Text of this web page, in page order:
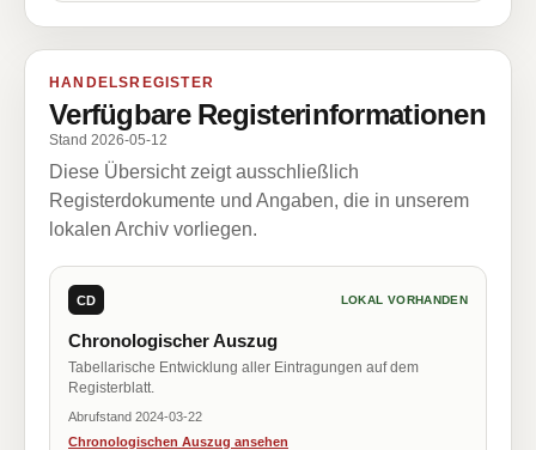
HANDELSREGISTER
Verfügbare Registerinformationen
Stand 2026-05-12
Diese Übersicht zeigt ausschließlich
Registerdokumente und Angaben, die in unserem
lokalen Archiv vorliegen.
CD LOKAL VORHANDEN
Chronologischer Auszug
Tabellarische Entwicklung aller Eintragungen auf dem
Registerblatt.
Abrufstand 2024-03-22
Chronologischen Auszug ansehen